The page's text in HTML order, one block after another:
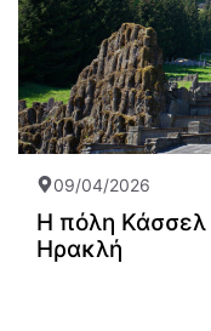
09/04/2026
Η πόλη Κάσσελ
Ηρακλή